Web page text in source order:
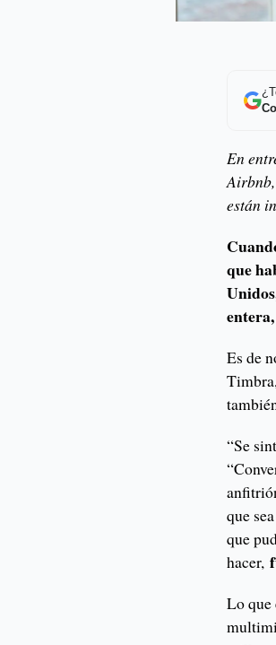
En
están
que
Es de
“Se
que
que
hacer,
Lo que